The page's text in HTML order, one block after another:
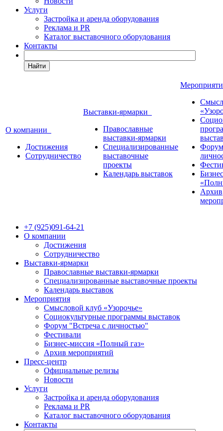
Услуги
Застройка и аренда оборудования
Реклама и PR
Каталог выставочного оборудования
Контакты
Найти
О компании
Достижения
Сотрудничество
Выставки-ярмарки
Православные
выставки-ярмарки
Специализированные
выставочные
проекты
Календарь выставок
Форум
Архив
+7 (925)091-64-21
О компании
Достижения
Сотрудничество
Выставки-ярмарки
Православные выставки-ярмарки
Специализированные выставочные проекты
Календарь выставок
Мероприятия
Смысловой клуб «Узорочье»
Социокультурные программы выставок
Форум "Встреча с личностью"
Фестивали
Бизнес-миссия «Полный газ»
Архив мероприятий
Пресс-центр
Официальные релизы
Новости
Услуги
Застройка и аренда оборудования
Реклама и PR
Каталог выставочного оборудования
Контакты